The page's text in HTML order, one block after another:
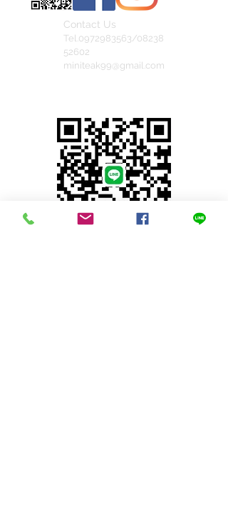
Contact Us
Tel.0972983563/08238
52602
miniteak99@gmail.com